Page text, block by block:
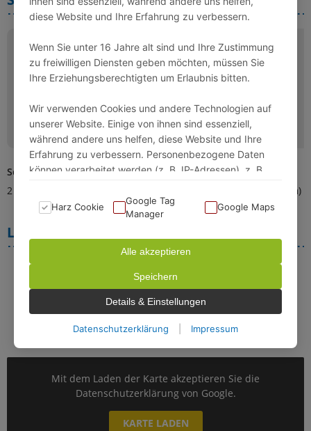
diese Website und Ihre Erfahrung zu verbessern.
Wenn Sie unter 16 Jahre alt sind und Ihre Zustimmung
zu freiwilligen Diensten geben möchten, müssen Sie
Ihre Erziehungsberechtigten um Erlaubnis bitten.
Wir verwenden Cookies und andere Technologien auf
unserer Website. Einige von ihnen sind essenziell,
während andere uns helfen, diese Website und Ihre
Erfahrung zu verbessern. Personenbezogene Daten
können verarbeitet werden (z. B. IP-Adressen), z. B.
Anzeigen- und Inhaltsmessung.
Daten finden Sie in unserer Datenschutzerklärung. Sie
können Ihre Auswahl jederzeit unter Einstellungen
widerrufen oder anpassen.
Harz Cookie
Google Tag
Manager
Google Maps
Alle akzeptieren
Speichern
Details & Einstellungen
Datenschutzerklärung Impressum
Schlafzimmer 1
2 Einzelbetten (80x200cm)
Schlafzimmer 2
2 Einzelbetten (80x200cm)
Lage
Mit dem Laden der Karte akzeptieren Sie die
Datenschutzerklärung von Google.
KARTE LADEN